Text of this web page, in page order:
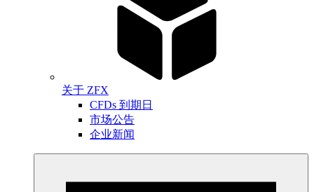
关于 ZFX
CFDs 到期日
市场公告
企业新闻